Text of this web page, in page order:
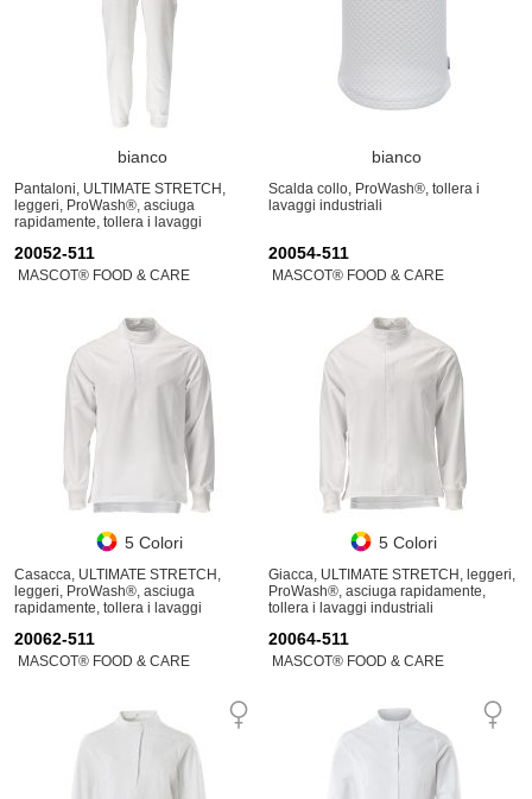
bianco
Pantaloni, ULTIMATE STRETCH,
leggeri, ProWash®, asciuga
rapidamente, tollera i lavaggi
bianco
Scalda collo, ProWash®, tollera i
lavaggi industriali
20052-511
MASCOT® FOOD & CARE
5 Colori
Casacca, ULTIMATE STRETCH,
leggeri, ProWash®, asciuga
rapidamente, tollera i lavaggi
20054-511
MASCOT® FOOD & CARE
5 Colori
Giacca, ULTIMATE STRETCH, leggeri,
ProWash®, asciuga rapidamente,
tollera i lavaggi industriali
20062-511
MASCOT® FOOD & CARE
20064-511
MASCOT® FOOD & CARE